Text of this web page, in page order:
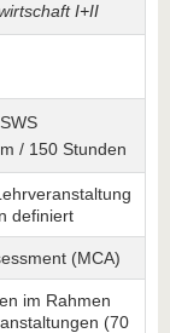
I+II
/ 150 Stunden
definiert
(MCA)
im Rahmen
(70